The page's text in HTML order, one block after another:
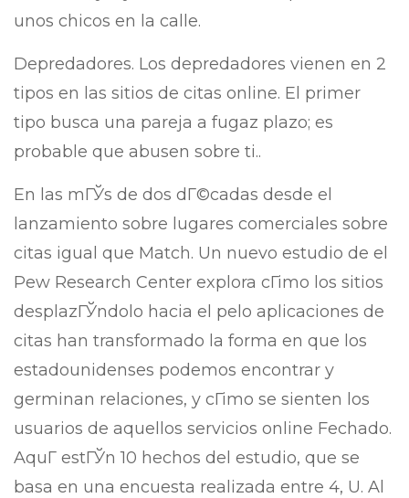
unos chicos en la calle.
Depredadores. Los depredadores vienen en 2
tipos en las sitios de citas online. El primer
tipo busca una pareja a fugaz plazo; es
probable que abusen sobre ti..
En las mГЎs de dos dГ©cadas desde el
lanzamiento sobre lugares comerciales sobre
citas igual que Match. Un nuevo estudio de el
Pew Research Center explora cГіmo los sitios
desplazГЎndolo hacia el pelo aplicaciones de
citas han transformado la forma en que los
estadounidenses podemos encontrar y
germinan relaciones, y cГіmo se sienten los
usuarios de aquellos servicios online Fechado.
AquГ­ estГЎn 10 hechos del estudio, que se
basa en una encuesta realizada entre 4, U. Al